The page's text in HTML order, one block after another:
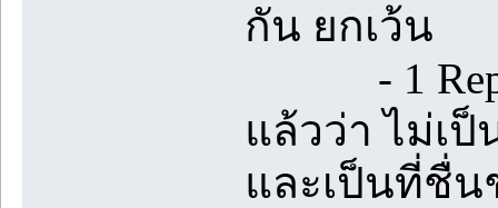
กัน ยกเว้น
- 1 Reply
แล้วว่า ไม่เ
และเป็นที่ชื่น